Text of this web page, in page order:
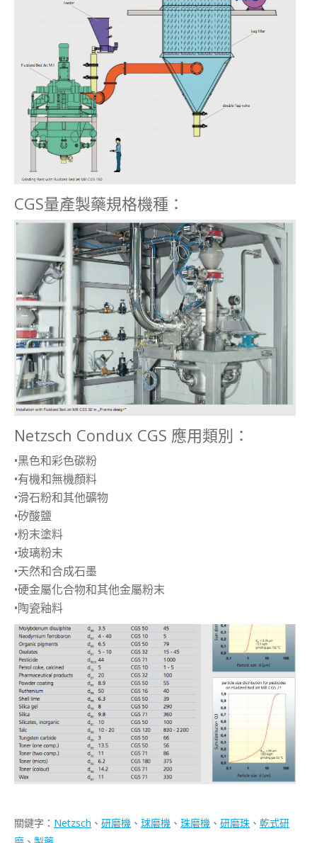
CGS量產製藥規格機種：
Netzsch Condux CGS 應用類別：
•黑色和彩色碳粉
•有機和無機顏料
•滑石粉和其他礦物
•矽酸鹽
•粉末塗料
•玻璃粉末
•天然和合成石墨
•硬金屬化合物和其他金屬粉末
•陶瓷釉料
關鍵字： Netzsch 、 研磨機 、 球磨機 、 珠磨機 、 研磨珠 、 乾式研